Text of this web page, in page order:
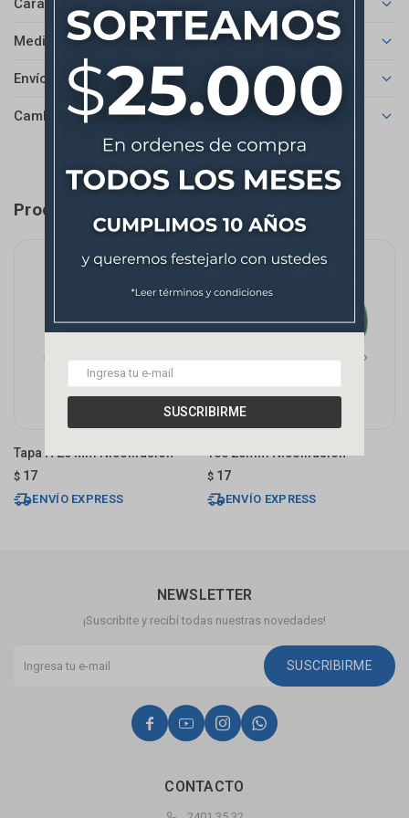
SUSCRIBIRME
Características
Medios de pago
Envíos
Cambios y Devoluciones
Productos que te pueden interesar
Tapa H 25 Mm Nicollfusion
$ 17
ENVÍO EXPRESS
Tee 20mm Nicollfusion
$ 17
ENVÍO EXPRESS
CONTACTO
NEWSLETTER
¡Suscribite y recibí todas nuestras novedades!
SUSCRIBIRME
   